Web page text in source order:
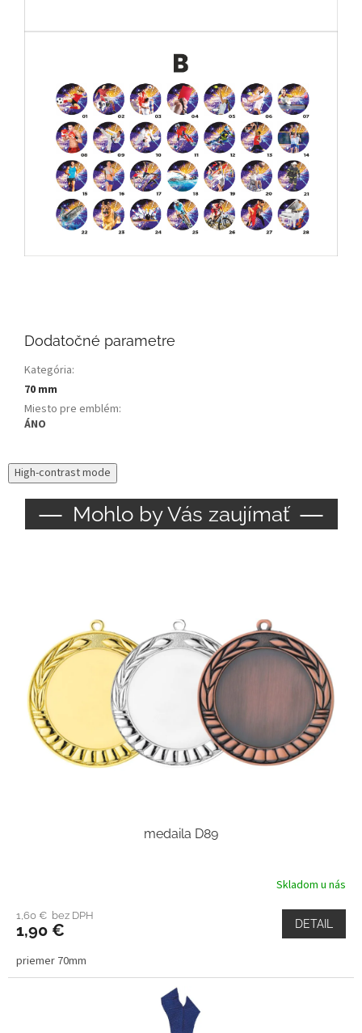
Dodatočné parametre
Kategória:
70 mm
Miesto pre emblém:
ÁNO
High-contrast mode
Mohlo by Vás zaujímať
medaila D89
Skladom u nás
1,60 € bez DPH
1,90 € DETAIL
priemer 70mm